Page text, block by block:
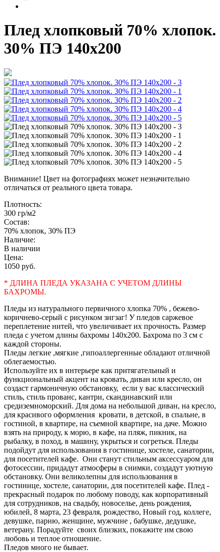
Плед хлопковый 70% хлопок.
30% ПЭ 140x200
Внимание! Цвет на фотографиях может незначительно
отличаться от реального цвета товара.
Плотность:
300 гр/м2
Состав:
70% хлопок, 30% ПЭ
Наличие:
В наличии
Цена:
1050 руб.
* ДЛИНА ПЛЕДА УКАЗАНА С УЧЕТОМ ДЛИНЫ
БАХРОМЫ.
Пледы из натурального первичного хлопка 70% , бежево-
коричнево-серый с рисунком зигзаг! У пледов саржевое
переплетение нитей, что увеличивает их прочность. Размер
пледа с учетом длины бахромы 140х200. Бахрома по 3 см с
каждой стороны.
Пледы легкие ,мягкие ,гипоаллергенные обладают отличной
облегаемостью.
Используйте их в интерьере как притягательный и
функциональный акцент на кровать, диван или кресло, он
создаст гармоничную обстановку, если у вас классический
стиль, стиль прованс, кантри, скандинавский или
средиземноморский. Для дома на небольшой диван, на кресло,
для красивого оформления кровати, в детской, в спальне, в
гостиной, в квартире, на съемной квартире, на даче. Можно
взять на природу, к морю, в кафе, на пляж, пикник, на
рыбалку, в поход, в машину, укрыться и согреться. Пледы
подойдут для использования в гостинице, хостеле, санатории,
для посетителей кафе. Они станут стильным аксессуаром для
фотосессии, придадут атмосферы в снимки, создадут уютную
обстановку. Они великолепны для использования в
гостинице, хостеле, санатории, для посетителей кафе. Плед -
прекрасный подарок по любому поводу, как корпоративный
для сотрудников, на свадьбу, новоселье, день рождения,
юбилей, 8 марта, 23 февраля, рождество, Новый год, коллеге,
девушке, парню, женщине, мужчине , бабушке, дедушке,
ветерану. Порадуйте своих близких, покажите им свою
любовь и теплое отношение.
Пледов много не бывает.